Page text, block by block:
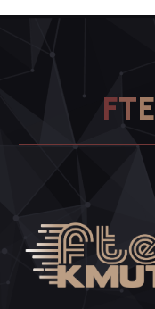
FTE